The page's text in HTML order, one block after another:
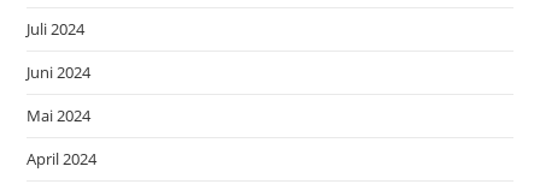
Juli 2024
Juni 2024
Mai 2024
April 2024